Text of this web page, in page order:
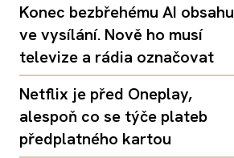
Konec bezbřehému AI obsahu
ve vysílání. Nově ho musí
televize a rádia označovat
Netflix je před Oneplay,
alespoň co se týče plateb
předplatného kartou